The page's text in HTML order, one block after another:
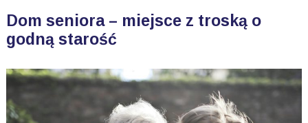
Dom seniora – miejsce z troską o
godną starość